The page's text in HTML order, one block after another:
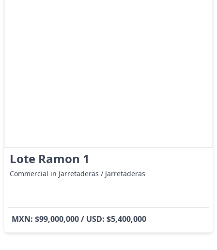
Lote Ramon 1
Commercial in Jarretaderas / Jarretaderas
MXN: $99,000,000 / USD: $5,400,000